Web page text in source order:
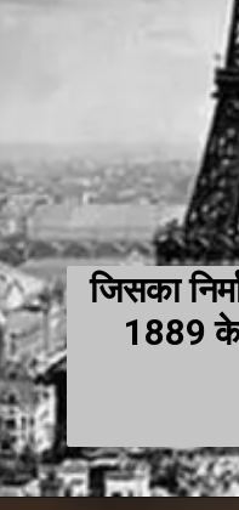
जिसका